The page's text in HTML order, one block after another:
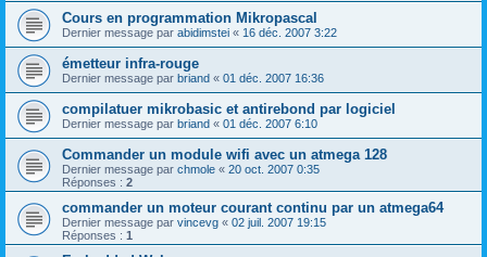
Cours en programmation Mikropascal
Dernier message par abidimstei « 16 déc. 2007 3:22
émetteur infra-rouge
Dernier message par briand « 01 déc. 2007 16:36
compilatuer mikrobasic et antirebond par logiciel
Dernier message par briand « 01 déc. 2007 6:10
Commander un module wifi avec un atmega 128
Dernier message par chmole « 20 oct. 2007 0:35
Réponses : 2
commander un moteur courant continu par un atmega64
Dernier message par vincevg « 02 juil. 2007 19:15
Réponses : 1